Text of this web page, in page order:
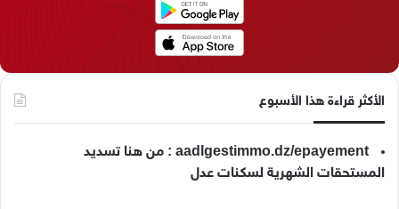
م
الأكثر قراءة هذا الأسبوع
aadlgestimmo.dz/epayement : من هنا تسديد
المستحقات الشهرية لسكنات عدل